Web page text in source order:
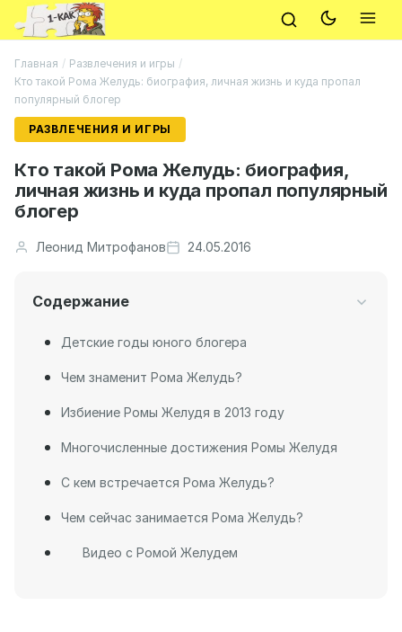
Главная / Развлечения и игры /
Кто такой Рома Желудь: биография, личная жизнь и куда пропал
популярный блогер
РАЗВЛЕЧЕНИЯ И ИГРЫ
Кто такой Рома Желудь: биография,
личная жизнь и куда пропал популярный
блогер
Леонид Митрофанов 24.05.2016
Содержание
Детские годы юного блогера
Чем знаменит Рома Желудь?
Избиение Ромы Желудя в 2013 году
Многочисленные достижения Ромы Желудя
С кем встречается Рома Желудь?
Чем сейчас занимается Рома Желудь?
Видео с Ромой Желудем